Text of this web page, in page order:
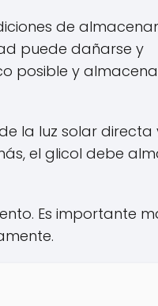
de
puede dañarse y
posible y
la luz solar directa
el glicol debe
Es importante